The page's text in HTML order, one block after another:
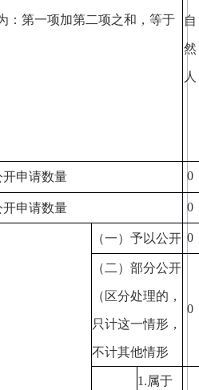
：第一项加第二项之和，等于 自
然
人
申请数量 0
开申请数量 0
（一）予以公开 0
（二）部分公开
（区分处理的，
只计这一情形，
不计其他情形
0
1.属于